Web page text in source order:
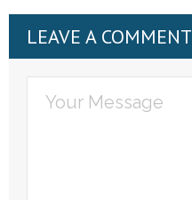
LEAVE A COMMENT